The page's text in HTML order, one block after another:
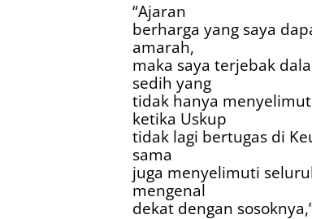
“Ajaran
berharga yang saya
amarah,
maka saya terjebak
sedih yang
tidak hanya
ketika Uskup
tidak lagi bertugas di
sama
juga menyelimuti
mengenal
dekat dengan